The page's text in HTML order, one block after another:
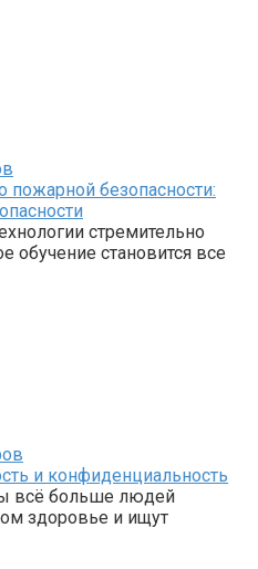
пожарной безопасности:
стремительно
обучение становится все
и конфиденциальность
всё больше людей
здоровье и ищут